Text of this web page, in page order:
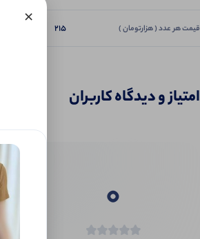
قیمت هر عدد ( هزارتومان ) 215
امتیاز و دیدگاه کاربران
0
×